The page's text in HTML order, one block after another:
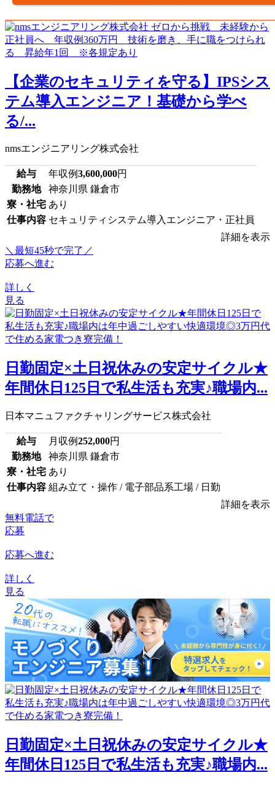
【企業のセキュリティを守る】IPSシス
テム導入エンジニア！基礎から学べ
る/...
nmsエンジニアリング株式会社
給与 年収例3,600,000円
勤務地
神奈川県 鎌倉市
寮・社宅 あり
仕事内容 セキュリティシステム導入エンジニア・正社員
詳細を表示
＼最短45秒で完了／
応募へ進む
詳しく
見る
日勤固定×土日祝休みの安定サイクル★
年間休日125日で私生活も充実♪職場内...
日本マニュファクチャリングサービス株式会社
給与 月収例252,000円
勤務地
神奈川県 鎌倉市
寮・社宅 あり
仕事内容 組み立て・操作 / 電子部品系工場 / 日勤
詳細を表示
無料電話で
応募
応募へ進む
詳しく
見る
日勤固定×土日祝休みの安定サイクル★
年間休日125日で私生活も充実♪職場内...